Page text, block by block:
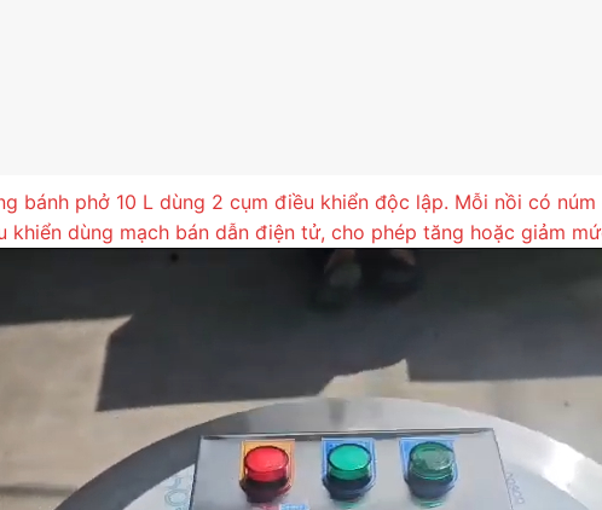
bánh phở 10 L dùng 2 cụm điều khiển độc lập. Mỗi nồi có
khiển dùng mạch bán dẫn điện tử, cho phép tăng hoặc giảm